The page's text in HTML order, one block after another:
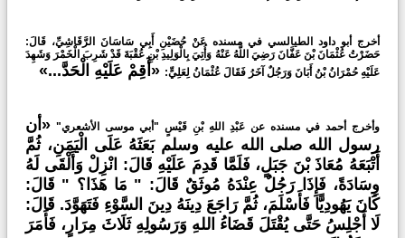
أخرج أبو داود الطيالسي في مسنده عَنْ حُضَيْنِ أَبِي سَاسَانَ الرَّقَاشِيِّ، قَالَ:
حَضَرْتُ عُثْمَانَ بْنَ عَفَّانَ رَضِيَ اللَّهُ عَنْهُ وَأُتِيَ بِالْوَلِيدِ بْنِ عُقْبَةَ قَدْ شَرِبَ الْخَمْرَ وَشَهِدَ
عَلَيْهِ حُمْرَانُ بْنُ أَبَانَ وَرَجُلٌ آخَرُ فَقَالَ عُثْمَانُ لِعَلِيٍّ: «أَقِمْ عَلَيْهِ الْحَدَّ...»
وأخرج أحمد في مسنده عن عَبْدِ اللهِ بْنِ قَيْسٍ "أبي موسى الأشعري" «أن
رسول الله صلى الله عليه وسلم بَعَثَهُ عَلَى الْيَمَنِ، ثُمَّ
أَتْبَعَهُ مُعَاذَ بْنَ جَبَلٍ، فَلَمَّا قَدِمَ عَلَيْهِ قَالَ: انْزِلْ وَأَلْقَى لَهُ
وِسَادَةً، فَإِذَا رَجُلٌ عِنْدَهُ مُوثَقٌ قَالَ: " مَا هَذَا؟ " قَالَ:
كَانَ يَهُودِيًّا فَأَسْلَمَ، ثُمَّ رَاجَعَ دِينَهُ دِينَ السَّوْءِ فَتَهَوَّدَ. قَالَ:
لَا أَجْلِسُ حَتَّى يُقْتَلَ قَضَاءُ اللهِ وَرَسُولِهِ ثَلَاثَ مِرَارٍ، فَأَمَرَ